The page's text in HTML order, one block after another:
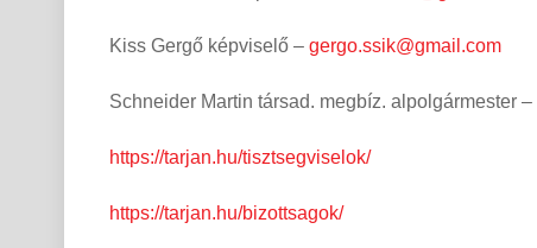
Kiss Gergő képviselő – gergo.ssik@gmail.com
Schneider Martin társad. megbíz. alpolgármester –
https://tarjan.hu/tisztsegviselok/
https://tarjan.hu/bizottsagok/